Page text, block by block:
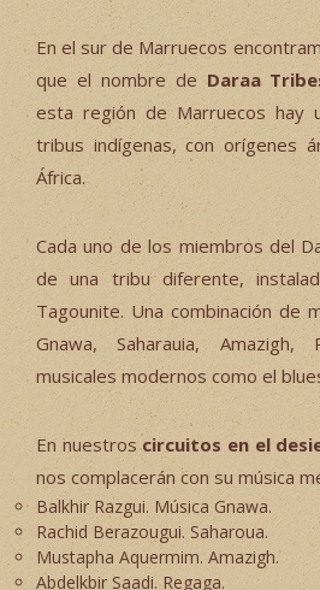
En el sur de Marruecos
que el nombre deDaraa
esta región de Marruecos hay
tribus indígenas, con orígenes
África.
Cada uno de los miembros del
de una tribu diferente,
Tagounite. Una combinación de
Gnawa, Saharauia,
musicales modernos como el
En nuestroscircuitos en el
nos complacerán con su música
Balkhir Razgui. Música Gnawa.
Rachid Berazougui. Saharoua.
Mustapha Aquermim. Amazigh.
Abdelkbir Saadi. Regaga.